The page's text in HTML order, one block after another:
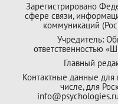
Зарегистрировано
сфере связи,
коммуникаций
Учредитель:
ответственностью
Главный
Контактные данные для
числе, для